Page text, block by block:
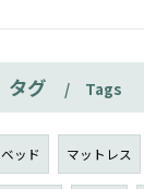
タグ Tags
ベッド マットレス